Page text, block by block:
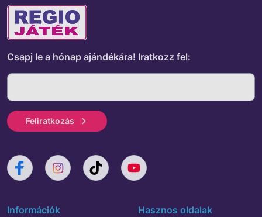
Csapj le a hónap ajándékára! Iratkozz fel:
Feliratkozás
Információk
Hasznos oldalak